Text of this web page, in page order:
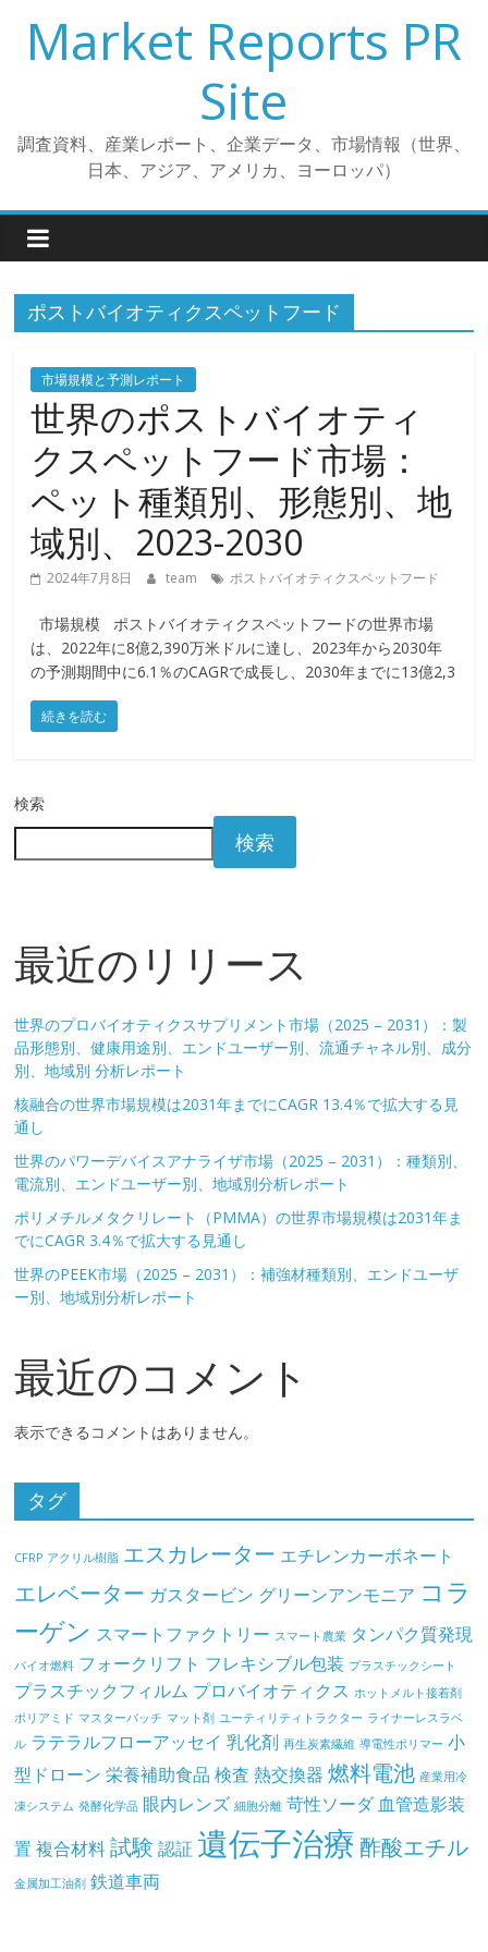
プ
Market Reports PR
Site
調査資料、産業レポート、企業データ、市場情報（世界、
日本、アジア、アメリカ、ヨーロッパ）
ポストバイオティクスペットフード
市場規模と予測レポート
世界のポストバイオティ
クスペットフード市場：
ペット種類別、形態別、地
域別、2023-2030
2024年7月8日 team ポストバイオティクスペットフード
市場規模 ポストバイオティクスペットフードの世界市場
は、2022年に8億2,390万米ドルに達し、2023年から2030年
の予測期間中に6.1％のCAGRで成長し、2030年までに13億2,3
続きを読む
検索
検索
最近のリリース
世界のプロバイオティクスサプリメント市場（2025 – 2031）：製
品形態別、健康用途別、エンドユーザー別、流通チャネル別、成分
別、地域別 分析レポート
核融合の世界市場規模は2031年までにCAGR 13.4％で拡大する見
通し
世界のパワーデバイスアナライザ市場（2025 – 2031）：種類別、
電流別、エンドユーザー別、地域別分析レポート
ポリメチルメタクリレート（PMMA）の世界市場規模は2031年ま
でにCAGR 3.4％で拡大する見通し
世界のPEEK市場（2025 – 2031）：補強材種類別、エンドユーザ
ー別、地域別分析レポート
最近のコメント
表示できるコメントはありません。
タグ
CFRP アクリル樹脂 エスカレーター エチレンカーボネート
エレベーター ガスタービン グリーンアンモニア コラ
ーゲン スマートファクトリー スマート農業 タンパク質発現
バイオ燃料 フォークリフト フレキシブル包装 プラスチックシート
プラスチックフィルム プロバイオティクス ホットメルト接着剤
ポリアミド マスターバッチ マット剤 ユーティリティトラクター ライナーレスラベ
ル ラテラルフローアッセイ 乳化剤 再生炭素繊維 導電性ポリマー 小
型ドローン 栄養補助食品 検査 熱交換器 燃料電池 産業用冷
凍システム 発酵化学品 眼内レンズ 細胞分離 苛性ソーダ 血管造影装
置 複合材料 試験 認証 遺伝子治療 酢酸エチル
金属加工油剤 鉄道車両